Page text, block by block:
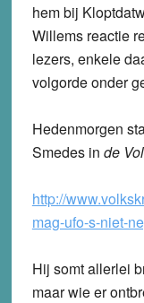
hem bij
Willems reactie
lezers, enkele
volgorde onder
Hedenmorgen
Smedes in de
http://
mag-ufo-s-niet-
Hij somt allerlei
maar wie er